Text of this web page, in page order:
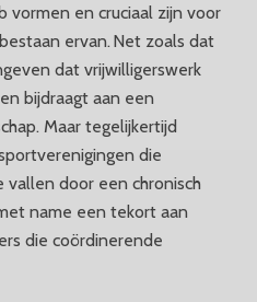
vormen en cruciaal zijn voor
ervan. Net zoals dat
dat vrijwilligerswerk
bijdraagt aan een
Maar tegelijkertijd
die
door een chronisch
name een tekort aan
die coördinerende